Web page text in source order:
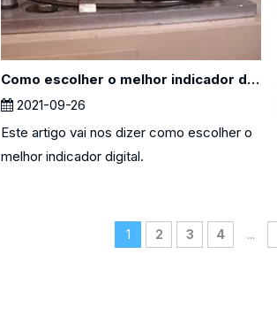
Como escolher o melhor indicador digital
2021-09-26
Este artigo vai nos dizer como escolher o
melhor indicador digital.
1 2 3 4 ...